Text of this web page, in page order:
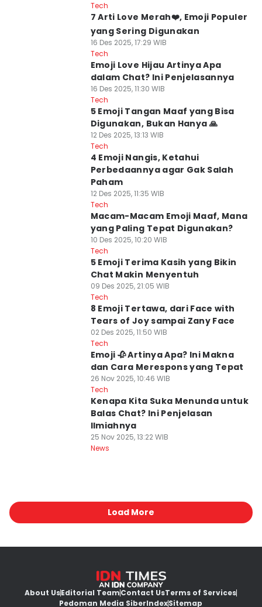
Tech
7 Arti Love Merah❤️, Emoji Populer
yang Sering Digunakan
16 Des 2025, 17:29 WIB
Tech
Emoji Love Hijau Artinya Apa
dalam Chat? Ini Penjelasannya
16 Des 2025, 11:30 WIB
Tech
5 Emoji Tangan Maaf yang Bisa
Digunakan, Bukan Hanya 🙏
12 Des 2025, 13:13 WIB
Tech
4 Emoji Nangis, Ketahui
Perbedaannya agar Gak Salah
Paham
12 Des 2025, 11:35 WIB
Tech
Macam-Macam Emoji Maaf, Mana
yang Paling Tepat Digunakan?
10 Des 2025, 10:20 WIB
Tech
5 Emoji Terima Kasih yang Bikin
Chat Makin Menyentuh
09 Des 2025, 21:05 WIB
Tech
8 Emoji Tertawa, dari Face with
Tears of Joy sampai Zany Face
02 Des 2025, 11:50 WIB
Tech
Emoji 🥀 Artinya Apa? Ini Makna
dan Cara Merespons yang Tepat
26 Nov 2025, 10:46 WIB
Tech
Kenapa Kita Suka Menunda untuk
Balas Chat? Ini Penjelasan
Ilmiahnya
25 Nov 2025, 13:22 WIB
News
Load More
About UsEditorial TeamContact UsTerms of Services
Pedoman Media SiberIndexSitemap